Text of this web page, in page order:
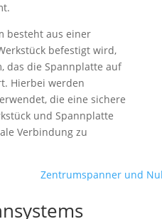
besteht aus einer
befestigt wird,
das die Spannplatte auf
Hierbei werden
die eine sichere
und Spannplatte
Verbindung zu